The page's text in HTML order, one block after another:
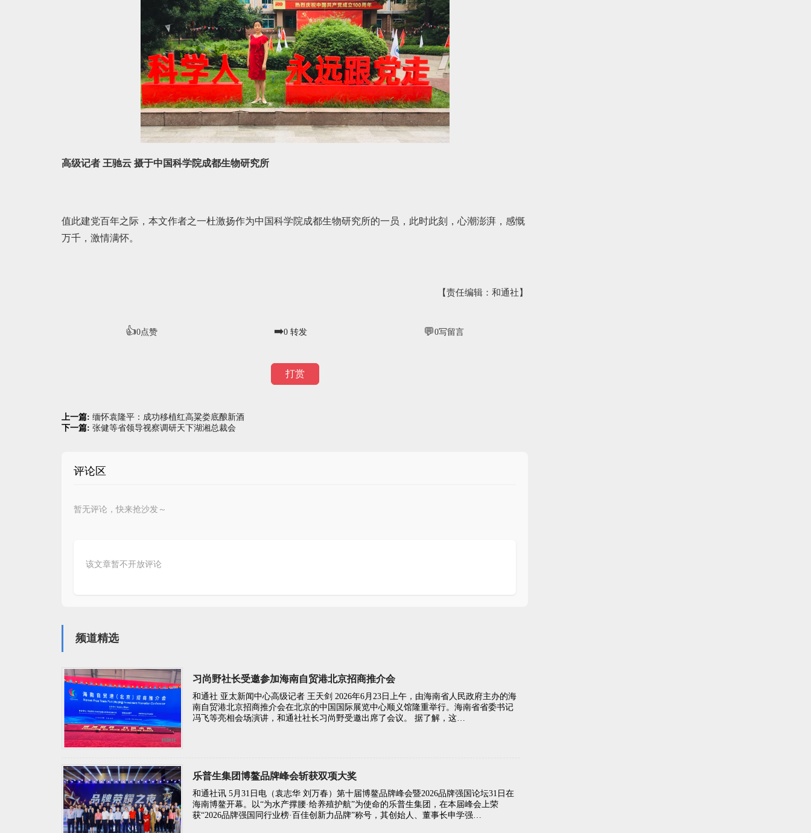
高级记者 王驰云 摄于中国科学院成都生物研究所
值此建党百年之际，本文作者之一杜激扬作为中国科学院成都生物研究所的一员，此时此刻，心潮澎湃，感慨
万千，激情满怀。
【责任编辑：和通社】
👍0点赞 ➡️0 转发 💬0写留言
打赏
上一篇: 缅怀袁隆平：成功移植红高粱娄底酿新酒
下一篇: 张健等省领导视察调研天下湖湘总裁会
评论区
暂无评论，快来抢沙发～
该文章暂不开放评论
频道精选
习尚野社长受邀参加海南自贸港北京招商推介会
和通社 亚太新闻中心高级记者 王天剑 2026年6月23日上午，由海南省人民政府主办的海
南自贸港北京招商推介会在北京的中国国际展览中心顺义馆隆重举行。海南省省委书记
冯飞等亮相会场演讲，和通社社长习尚野受邀出席了会议。 据了解，这…
乐普生集团博鳌品牌峰会斩获双项大奖
和通社讯 5月31日电（袁志华 刘万春）第十届博鳌品牌峰会暨2026品牌强国论坛31日在
海南博鳌开幕。以“为水产撑腰·给养殖护航”为使命的乐普生集团，在本届峰会上荣
获“2026品牌强国同行业榜·百佳创新力品牌”称号，其创始人、董事长申学强…